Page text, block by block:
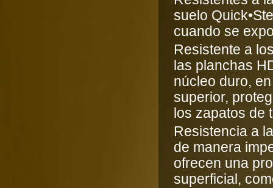
suelo
cuando se
Resistente a
las planchas
núcleo duro,
superior,
los zapatos de
Resistencia a
de manera
ofrecen una
superficial,